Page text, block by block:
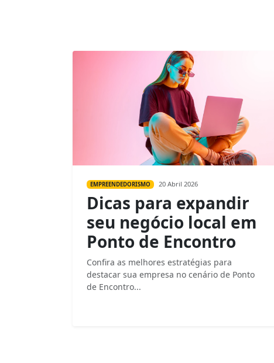
EMPREENDEDORISMO 20 Abril 2026
Dicas para expandir
seu negócio local em
Ponto de Encontro
Confira as melhores estratégias para
destacar sua empresa no cenário de Ponto
de Encontro...